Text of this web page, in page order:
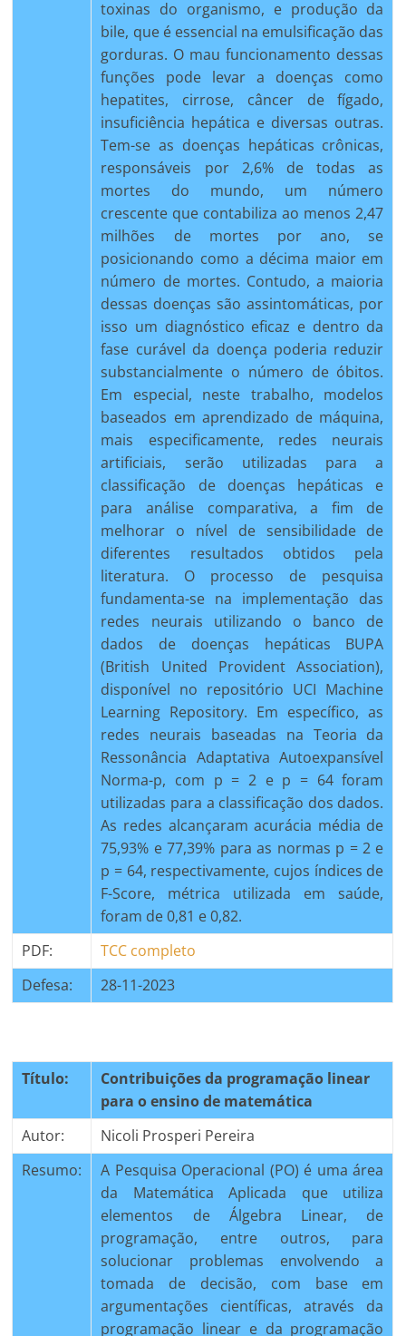
toxinas do organismo, e produção da
bile, que é essencial na emulsificação das
gorduras. O mau funcionamento dessas
funções pode levar a doenças como
hepatites, cirrose, câncer de fígado,
insuficiência hepática e diversas outras.
Tem-se as doenças hepáticas crônicas,
responsáveis por 2,6% de todas as
mortes do mundo, um número
crescente que contabiliza ao menos 2,47
milhões de mortes por ano, se
posicionando como a décima maior em
número de mortes. Contudo, a maioria
dessas doenças são assintomáticas, por
isso um diagnóstico eficaz e dentro da
fase curável da doença poderia reduzir
substancialmente o número de óbitos.
Em especial, neste trabalho, modelos
baseados em aprendizado de máquina,
mais especificamente, redes neurais
artificiais, serão utilizadas para a
classificação de doenças hepáticas e
para análise comparativa, a fim de
melhorar o nível de sensibilidade de
diferentes resultados obtidos pela
literatura. O processo de pesquisa
fundamenta-se na implementação das
redes neurais utilizando o banco de
dados de doenças hepáticas BUPA
(British United Provident Association),
disponível no repositório UCI Machine
Learning Repository. Em específico, as
redes neurais baseadas na Teoria da
Ressonância Adaptativa Autoexpansível
Norma-p, com p = 2 e p = 64 foram
utilizadas para a classificação dos dados.
As redes alcançaram acurácia média de
75,93% e 77,39% para as normas p = 2 e
p = 64, respectivamente, cujos índices de
F-Score, métrica utilizada em saúde,
foram de 0,81 e 0,82.
PDF:
TCC completo
Defesa:
28-11-2023
Título:
Contribuições da programação linear
para o ensino de matemática
Autor:
Nicoli Prosperi Pereira
Resumo:
A Pesquisa Operacional (PO) é uma área
da Matemática Aplicada que utiliza
elementos de Álgebra Linear, de
programação, entre outros, para
solucionar problemas envolvendo a
tomada de decisão, com base em
argumentações científicas, através da
programação linear e da programação